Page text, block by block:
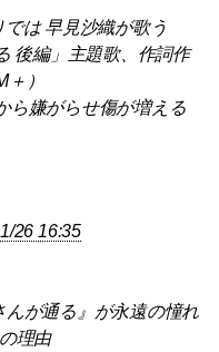
は 早見沙織が歌う
後編」主題歌、作詞作
）
ら嫌がらせ傷が増える
26 16:35
んが通る』が永遠の憧れ
理由